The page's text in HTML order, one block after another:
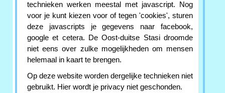
technieken werken meestal met javascript. Nog
voor je kunt kiezen voor of tegen 'cookies', sturen
deze javascripts je gegevens naar facebook,
google et cetera. De Oost-duitse Stasi droomde
niet eens over zulke mogelijkheden om mensen
helemaal in kaart te brengen.
Op deze website worden dergelijke technieken niet
gebruikt. Hier wordt je privacy niet geschonden.